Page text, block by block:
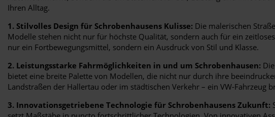
Ihren Alltag.
1. Stilvolles Design für Schrobenhausens Kulisse: Die malerischen
Modelle stehen nicht nur für höchste Qualität, sondern auch für ein
nur ein Fortbewegungsmittel, sondern ein Ausdruck von Stil und Klasse.
2. Leistungsstarke Fahrmöglichkeiten in und um Schrobenhausen:
bietet eine breite Palette von Modellen, die nicht nur durch ihre
Landstraßen der Hallertau oder im städtischen Verkehr – ein VW-Fahrzeug
3. Innovationsgetriebene Technologie für Schrobenhausens Zukunft: